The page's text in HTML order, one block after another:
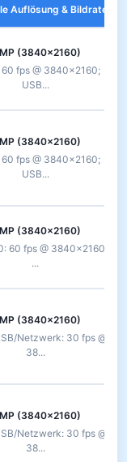
Auflösung & Bildrate
(3840×2160)
60 fps @ 3840×2160;
USB...
(3840×2160)
60 fps @ 3840×2160;
USB...
(3840×2160)
60 fps @ 3840×2160;
...
(3840×2160)
Netzwerk: 30 fps @
38...
(3840×2160)
Netzwerk: 30 fps @
38...